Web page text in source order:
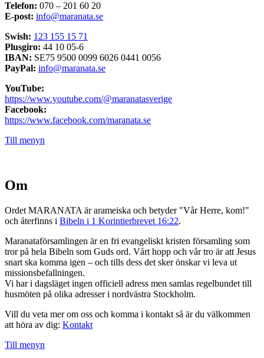
Telefon: 070 – 201 60 20
E-post: info@maranata.se
Swish: 123 155 15 71
Plusgiro: 44 10 05-6
IBAN: SE75 9500 0099 6026 0441 0056
PayPal: info@maranata.se
YouTube:
https://www.youtube.com/@maranatasverige
Facebook:
https://www.facebook.com/maranata.se
Till menyn
Om
Ordet MARANATA är arameiska och betyder "Vår Herre, kom!"
och återfinns i Bibeln i 1 Korintierbrevet 16:22.
Maranataförsamlingen är en fri evangeliskt kristen församling som
tror på hela Bibeln som Guds ord. Vårt hopp och vår tro är att Jesus
snart ska komma igen – och tills dess det sker önskar vi leva ut
missionsbefallningen.
Vi har i dagsläget ingen officiell adress men samlas regelbundet till
husmöten på olika adresser i nordvästra Stockholm.
Vill du veta mer om oss och komma i kontakt så är du välkommen
att höra av dig: Kontakt
Till menyn